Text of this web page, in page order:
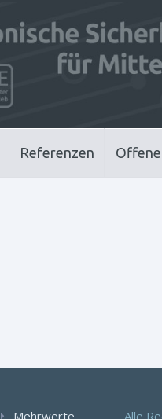
Referenzen
Mehrwerte
Alle